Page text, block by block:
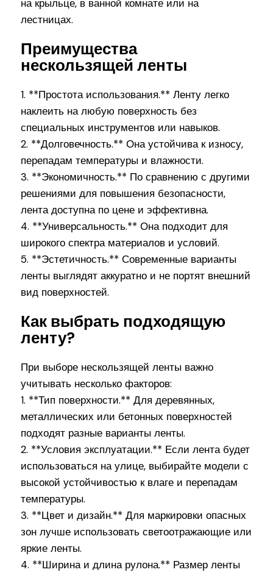
на крыльце, в ванной комнате или на
лестницах.
Преимущества
нескользящей ленты
1. **Простота использования.** Ленту легко
наклеить на любую поверхность без
специальных инструментов или навыков.
2. **Долговечность.** Она устойчива к износу,
перепадам температуры и влажности.
3. **Экономичность.** По сравнению с другими
решениями для повышения безопасности,
лента доступна по цене и эффективна.
4. **Универсальность.** Она подходит для
широкого спектра материалов и условий.
5. **Эстетичность.** Современные варианты
ленты выглядят аккуратно и не портят внешний
вид поверхностей.
Как выбрать подходящую
ленту?
При выборе нескользящей ленты важно
учитывать несколько факторов:
1. **Тип поверхности.** Для деревянных,
металлических или бетонных поверхностей
подходят разные варианты ленты.
2. **Условия эксплуатации.** Если лента будет
использоваться на улице, выбирайте модели с
высокой устойчивостью к влаге и перепадам
температуры.
3. **Цвет и дизайн.** Для маркировки опасных
зон лучше использовать светоотражающие или
яркие ленты.
4. **Ширина и длина рулона.** Размер ленты